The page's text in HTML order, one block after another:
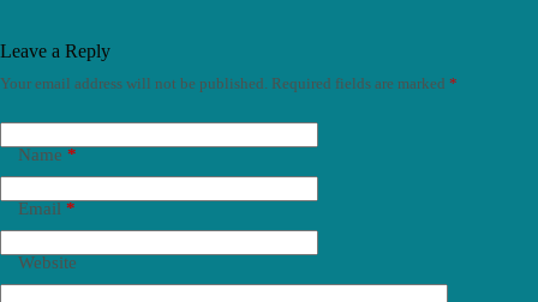
Leave a Reply
Your email address will not be published. Required fields are marked *
Name *
Email *
Website